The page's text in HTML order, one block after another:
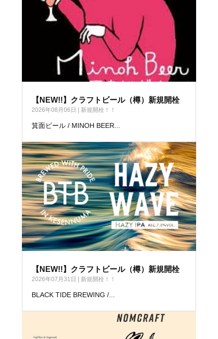
【NEW!!】クラフトビール（樽）新規開栓
2026年08月06日 | 新規開栓！！
箕面ビール / MINOH BEER...
【NEW!!】クラフトビール（樽）新規開栓
2026年07月31日 | 新規開栓！！
BLACK TIDE BREWING /...